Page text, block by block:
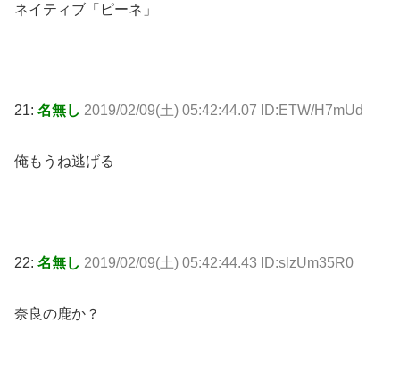
ネイティブ「ピーネ」
21: 名無し 2019/02/09(土) 05:42:44.07 ID:ETW/H7mUd
俺もうね逃げる
22: 名無し 2019/02/09(土) 05:42:44.43 ID:slzUm35R0
奈良の鹿か？